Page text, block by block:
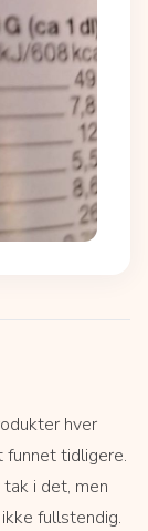
hver
funnet tidligere.
i det, men
fullstendig.